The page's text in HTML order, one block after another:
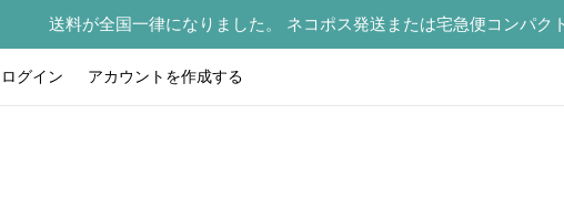
送料が全国一律になりました。 ネコポス発送または宅急便コンパク
ログイン アカウントを作成する